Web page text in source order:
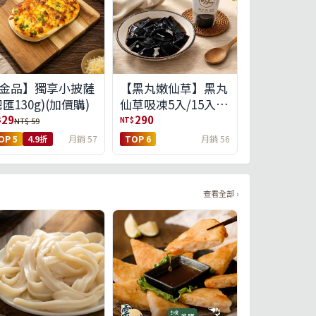
品】獨享小披薩
130g)(加價購)
29NT$ 59
5 4.9折 月銷 57
【黑丸嫩仙草】黑丸
仙草吸凍5入/15入
(免運)(預購中8/14出
貨)
NT$ 290
TOP 6 月銷 56
查看全部 ›